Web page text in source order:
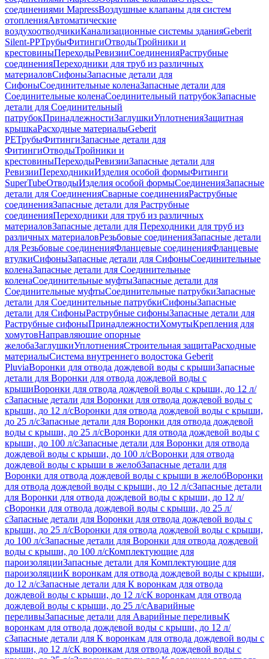
соединениями MapressВоздушные клапаны для систем
отопленияАвтоматические
воздухоотводчикиКанализационные системы зданияGeberit
Silent-PPТрубыФитингиОтводыТройники и
крестовиныПереходыРевизииСоединенияРаструбные
соединенияПереходники для труб из различных
материаловСифоныЗапасные детали для
СифоныСоединительные коленаЗапасные детали для
Соединительные коленаСоединительный патрубокЗапасные
детали для Соединительный
патрубокПринадлежностиЗаглушкиУплотненияЗащитная
крышкаРасходные материалыGeberit
PEТрубыФитингиЗапасные детали для
ФитингиОтводыТройники и
крестовиныПереходыРевизииЗапасные детали для
РевизииПереходникиИзделия особой формыФитинги
SuperTubeОтводыИзделия особой формыСоединенияЗапасные
детали для СоединенияСварные соединенияРаструбные
соединенияЗапасные детали для Раструбные
соединенияПереходники для труб из различных
материаловЗапасные детали для Переходники для труб из
различных материаловРезьбовые соединенияЗапасные детали
для Резьбовые соединенияФланцевые соединенияФланцевые
втулкиСифоныЗапасные детали для СифоныСоединительные
коленаЗапасные детали для Соединительные
коленаСоединительные муфтыЗапасные детали для
Соединительные муфтыСоединительные патрубкиЗапасные
детали для Соединительные патрубкиСифоныЗапасные
детали для СифоныРаструбные сифоныЗапасные детали для
Раструбные сифоныПринадлежностиХомутыКрепления для
хомутовНаправляющие опорные
желобаЗаглушкиУплотненияСтроительная защитаРасходные
материалыСистема внутреннего водостока Geberit
PluviaВоронки для отвода дождевой воды с крышиЗапасные
детали для Воронки для отвода дождевой воды с
крышиВоронки для отвода дождевой воды с крыши, до 12 л/
сЗапасные детали для Воронки для отвода дождевой воды с
крыши, до 12 л/сВоронки для отвода дождевой воды с крыши,
до 25 л/сЗапасные детали для Воронки для отвода дождевой
воды с крыши, до 25 л/сВоронки для отвода дождевой воды с
крыши, до 100 л/сЗапасные детали для Воронки для отвода
дождевой воды с крыши, до 100 л/сВоронки для отвода
дождевой воды с крыши в желобЗапасные детали для
Воронки для отвода дождевой воды с крыши в желобВоронки
для отвода дождевой воды с крыши, до 12 л/сЗапасные детали
для Воронки для отвода дождевой воды с крыши, до 12 л/
сВоронки для отвода дождевой воды с крыши, до 25 л/
сЗапасные детали для Воронки для отвода дождевой воды с
крыши, до 25 л/сВоронки для отвода дождевой воды с крыши,
до 100 л/сЗапасные детали для Воронки для отвода дождевой
воды с крыши, до 100 л/сКомплектующие для
пароизоляцииЗапасные детали для Комплектующие для
пароизоляцииК воронкам для отвода дождевой воды с крыши,
до 12 л/сЗапасные детали для К воронкам для отвода
дождевой воды с крыши, до 12 л/сК воронкам для отвода
дождевой воды с крыши, до 25 л/сАварийные
переливыЗапасные детали для Аварийные переливыК
воронкам для отвода дождевой воды с крыши, до 12 л/
сЗапасные детали для К воронкам для отвода дождевой воды с
крыши, до 12 л/сК воронкам для отвода дождевой воды с